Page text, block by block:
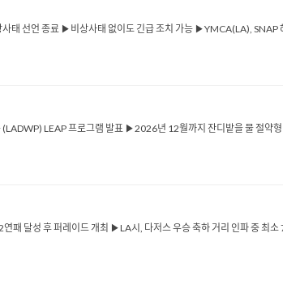
선언 종료 ▶비상사태 없이도 긴급 조치 가능 ▶YMCA(LA), SNAP
LEAP 프로그램 발표 ▶2026년 12월까지 잔디밭을 물 절약
달성 후 퍼레이드 개최 ▶LA시, 다저스 우승 축하 거리 인파 중 최